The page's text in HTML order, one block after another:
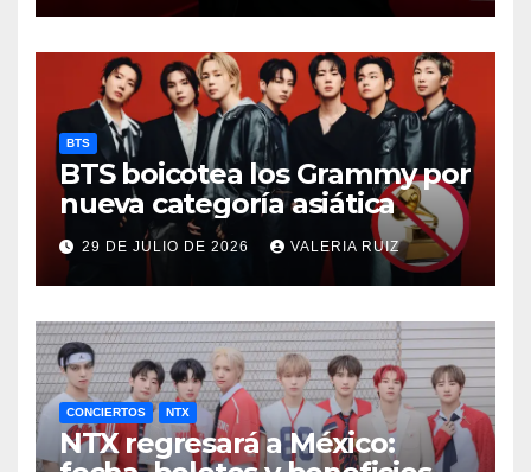
BTS
BTS boicotea los Grammy por
nueva categoría asiática
29 DE JULIO DE 2026 VALERIA RUIZ
CONCIERTOS NTX
NTX regresará a México: